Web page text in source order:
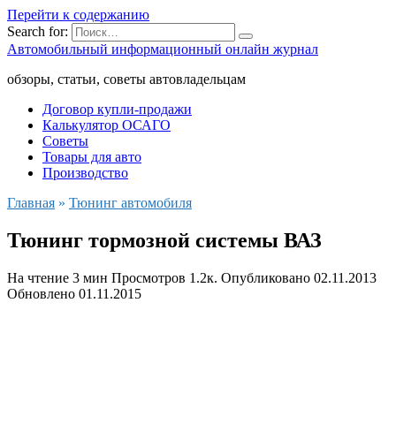
Перейти к содержанию
Search for:
Автомобильный информационный онлайн журнал
обзоры, статьи, советы автовладельцам
Договор купли-продажи
Калькулятор ОСАГО
Советы
Товары для авто
Производство
Главная » Тюнинг автомобиля
Тюнинг тормозной системы ВАЗ
На чтение 3 мин Просмотров 1.2к. Опубликовано 02.11.2013
Обновлено 01.11.2015